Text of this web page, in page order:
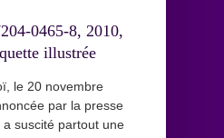
0465-8, 2010,
illustrée
le 20 novembre
par la presse
suscité partout une